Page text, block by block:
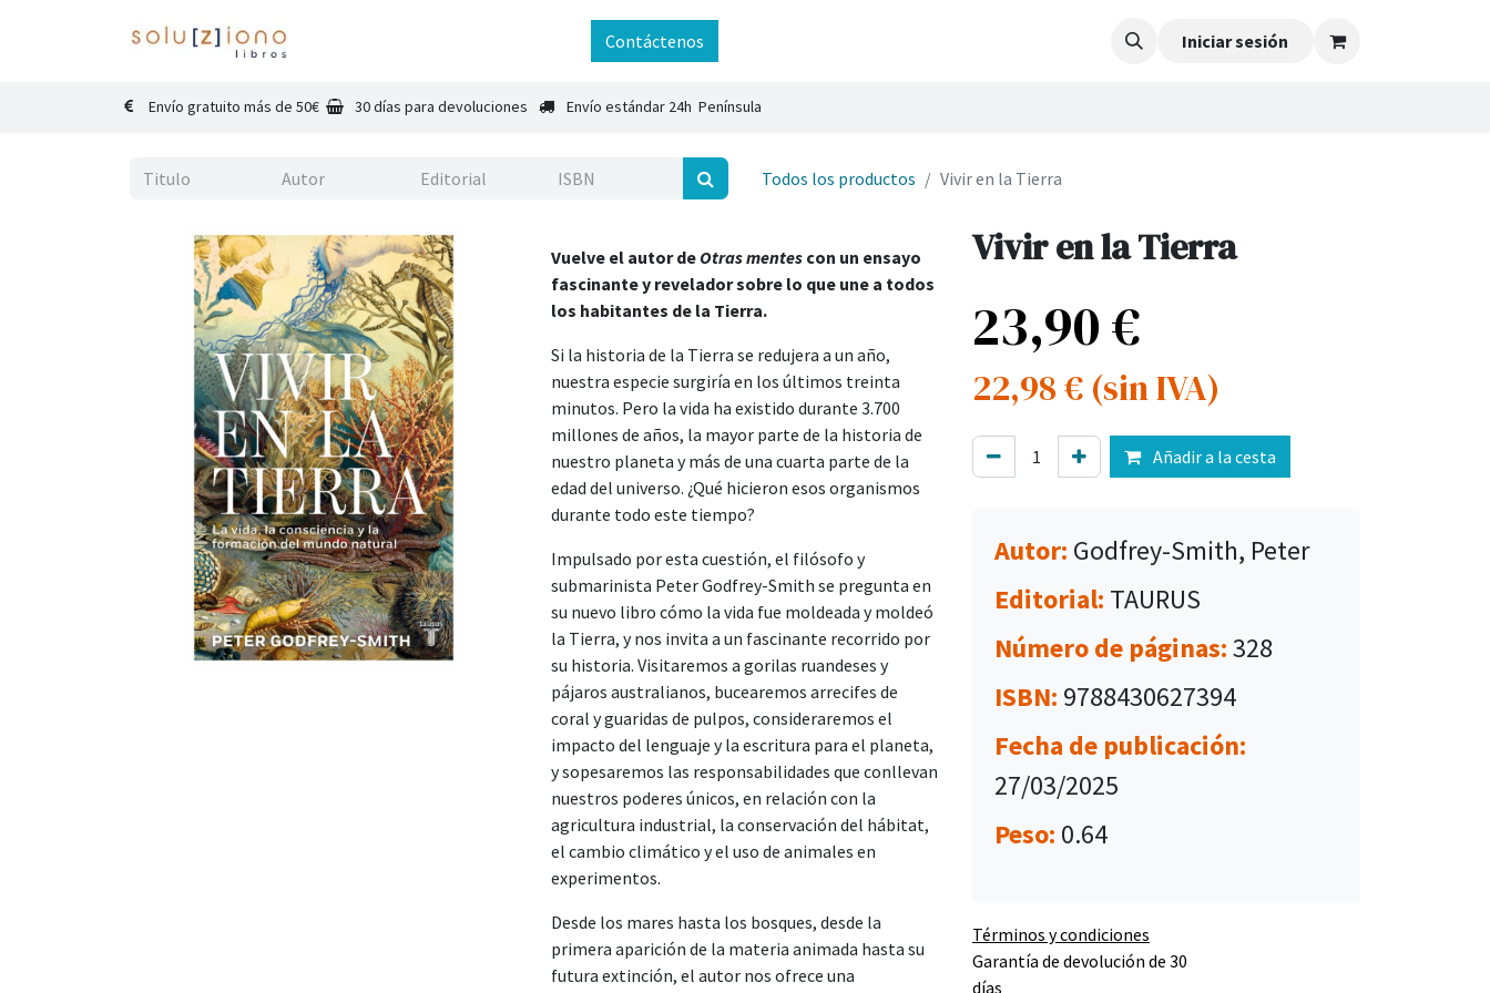
Contáctenos Iniciar sesión
Envío gratuito más de 50€ 30 días para devoluciones Envío estándar 24h Península
Todos los productos Vivir en la Tierra
Vuelve el autor de Otras mentes con un ensayo
fascinante y revelador sobre lo que une a todos
los habitantes de la Tierra.
Si la historia de la Tierra se redujera a un año,
nuestra especie surgiría en los últimos treinta
minutos. Pero la vida ha existido durante 3.700
millones de años, la mayor parte de la historia de
nuestro planeta y más de una cuarta parte de la
edad del universo. ¿Qué hicieron esos organismos
durante todo este tiempo?
Impulsado por esta cuestión, el filósofo y
submarinista Peter Godfrey-Smith se pregunta en
su nuevo libro cómo la vida fue moldeada y moldeó
la Tierra, y nos invita a un fascinante recorrido por
su historia. Visitaremos a gorilas ruandeses y
pájaros australianos, bucearemos arrecifes de
coral y guaridas de pulpos, consideraremos el
impacto del lenguaje y la escritura para el planeta,
y sopesaremos las responsabilidades que conllevan
nuestros poderes únicos, en relación con la
agricultura industrial, la conservación del hábitat,
el cambio climático y el uso de animales en
experimentos.
Desde los mares hasta los bosques, desde la
primera aparición de la materia animada hasta su
futura extinción, el autor nos ofrece una
Vivir en la Tierra
23,90€
22,98€ (sin IVA)
Añadir a la cesta
Autor: Godfrey-Smith, Peter
Editorial: TAURUS
Número de páginas:328
ISBN: 9788430627394
Fecha de publicación:
27/03/2025
Peso: 0.64
Términos y condiciones
Garantía de devolución de 30
días